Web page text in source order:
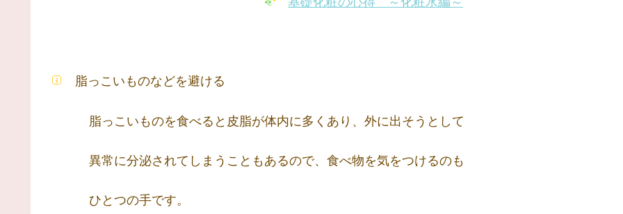
脂っこいものなどを避ける
脂っこいものを食べると皮脂が体内に多くあり、外に出そうとして
異常に分泌されてしまうこともあるので、食べ物を気をつけるのも
ひとつの手です。